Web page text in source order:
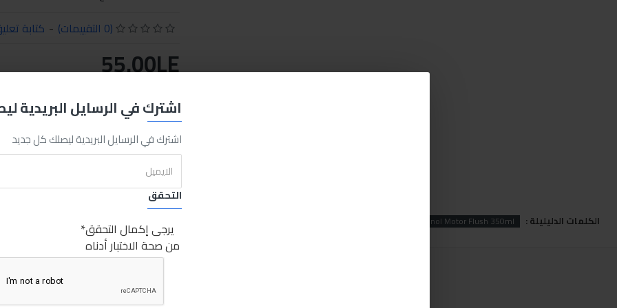
اشترك في الرسايل البريدية
اشترك في الرسايل البريدية ليصلك كل جديد
التحقق
يرجى إكمال التحقق
من صحة الاختبار أدناه
(0 التقييمات) - كتابة
55.00LE
اضافة للسلة اشتري الان
REQUEST MORE INFO
الكلمات الدليليلة : Mannol Motor Flush 350ml